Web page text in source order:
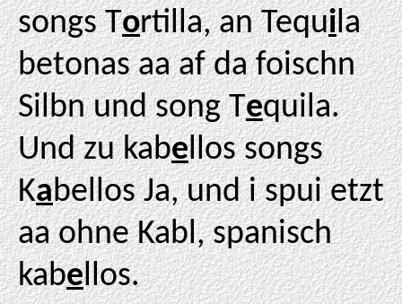
songs Tortilla, an Tequila
betonas aa af da foischn
Silbn und song Tequila.
Und zu kabellos songs
Kabellos Ja, und i spui etzt
aa ohne Kabl, spanisch
kabellos.